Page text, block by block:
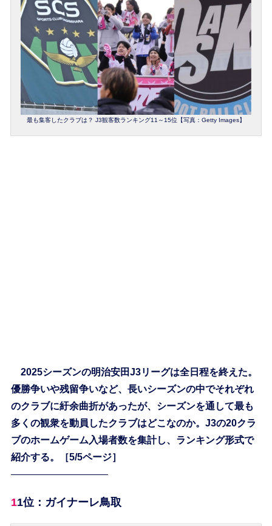
最も集客したクラブは？ J3観客数ランキング11～15位【写真：Getty Images】
2025シーズンの明治安田J3リーグは全日程を終えた。
優勝争いや残留争いなど、長いシーズンの中でそれぞれ
のクラブに紆余曲折があったが、シーズンを通して最も
多くの観衆を動員したクラブはどこなのか。J3の20クラ
ブのホームゲーム入場者数を集計し、ランキング形式で
紹介する。［5/5ページ］
——————————
11位：ガイナーレ鳥取